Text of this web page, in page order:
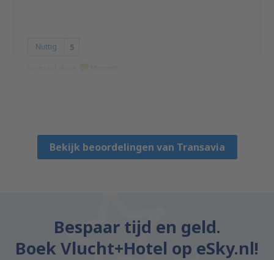
Nuttig 5
Bekijk beoordelingen van Transavia
Bespaar tijd en geld.
Boek Vlucht+Hotel op eSky.nl!